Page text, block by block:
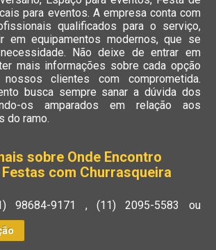
para eventos. A empresa conta com
qualificados para o serviço,
em equipamentos modernos, que se
Não deixe de entrar em
mais informações sobre cada opção
clientes com comprometida.
busca sempre sanar a dúvida dos
os amparados em relação aos
do ramo.
sobre Onde Encontro
com Churrasqueira
98684-9171 , (11) 2095-5583 ou